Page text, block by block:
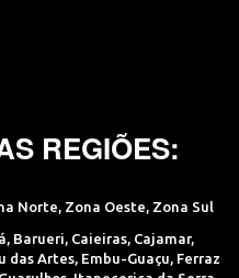
REGIÕES:
Norte, Zona Oeste, Zona Sul
Barueri Caieiras Cajamar,
das Artes Embu-Guaçu Ferraz